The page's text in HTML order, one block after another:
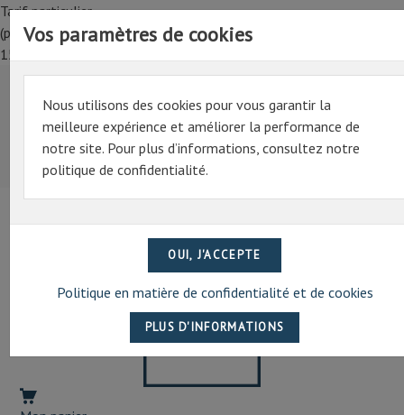
Tarif particulier,
(professionnel, connectez-vous pour bénéficier de la remise de
15%)
Tarif particulier,
(professionnel, connectez-vous pour bénéficier de la
remise de 15%)
07 69 94 13 47
Vos paramètres de cookies
Nous utilisons des cookies pour vous garantir la
meilleure expérience et améliorer la performance de
notre site. Pour plus d’informations, consultez notre
politique de confidentialité.
Politique en matière de confidentialité et de cookies